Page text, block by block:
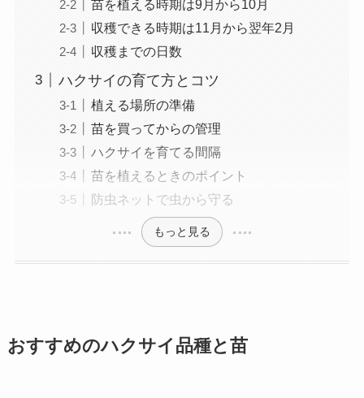
苗を植える時期は9月から10月
収穫できる時期は11月から翌年2月
収穫までの日数
ハクサイの育て方とコツ
植える場所の準備
苗を買ってからの管理
ハクサイを育てる間隔
苗を植えるときのポイント
防虫ネットで虫から守る
もっと見る
おすすめのハクサイ品種と苗